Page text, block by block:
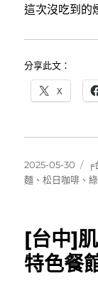
這次沒吃到的
分享此文：
X
發
佈
2025-05-30
分
類
╒
麵 、松日咖啡 、
[台中]
特色餐